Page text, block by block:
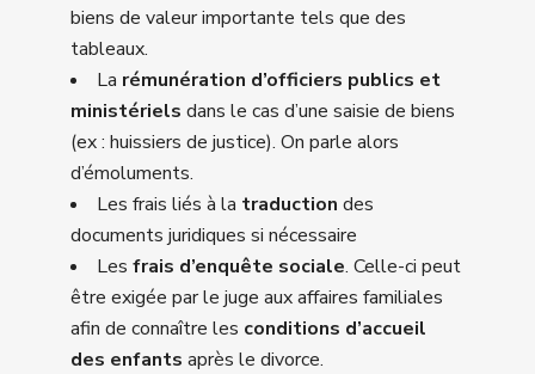
biens de valeur importante tels que des
tableaux.
La rémunération d’officiers publics et
ministériels dans le cas d’une saisie de biens
(ex : huissiers de justice). On parle alors
d’émoluments.
Les frais liés à la traduction des
documents juridiques si nécessaire
Les frais d’enquête sociale. Celle-ci peut
être exigée par le juge aux affaires familiales
afin de connaître les conditions d’accueil
des enfants après le divorce.